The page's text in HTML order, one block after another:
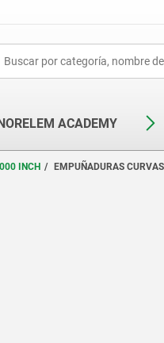
ACADEMY
INCH EMPUÑADURAS